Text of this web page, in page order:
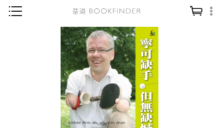
神學／教義
讀經／研經
聖經
信仰入門
教會歷史
靈修／禱告